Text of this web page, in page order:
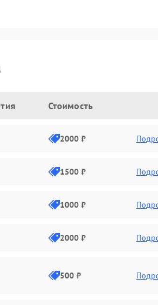
Стоимость
2000 ₽
1500 ₽
1000 ₽
2000 ₽
500 ₽